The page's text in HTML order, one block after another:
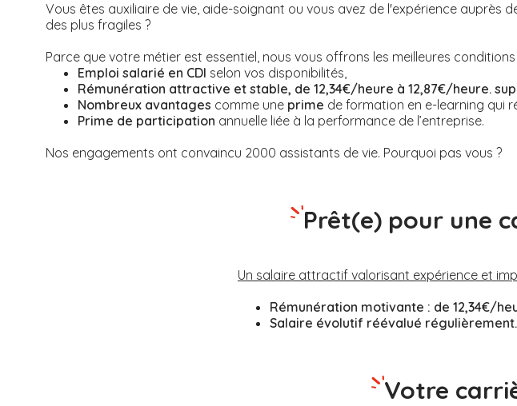
Vous êtes auxiliaire de vie, aide-soignant ou vous avez de l'expérience auprès
des plus fragiles ?
Parce que votre métier est essentiel, nous vous offrons les meilleures
Emploi salarié en CDI selon vos disponibilités,
Rémunération attractive et stable, de 12,34€/heure à 12,87€/heure.
Nombreux avantages comme une prime de formation en e-learning qui
Prime de participation annuelle liée à la performance de l’entreprise.
Nos engagements ont convaincu 2000 assistants de vie. Pourquoi pas vous ?
Prêt(e) pour une
Un salaire attractif valorisant expérience et
Rémunération motivante : de 12,34€/
Salaire évolutif réévalué régulièrement.
Votre